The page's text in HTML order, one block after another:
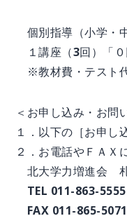
個別指導（小学・
１講座（3回）「
※教材費・テスト
＜お申し込み・お問
１．以下の［お申し
２．お電話やＦＡＸ
北大学力増進会
TEL 011-863-5555
FAX 011-865-5071